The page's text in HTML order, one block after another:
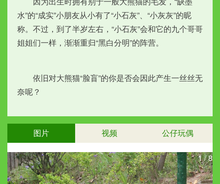
水”的“成实”小朋友从小有了“小石灰”、“小灰灰”的昵
称。不过，到了半岁左右，“小石灰”会和它的九个哥哥
姐姐们一样，渐渐重归“黑白分明”的阵营。
依旧对大熊猫“脸盲”的你是否会因此产生一丝丝无
奈呢？
图片 视频 公仔玩偶
1/8